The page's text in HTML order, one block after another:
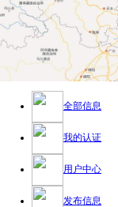
全部信息
我的认证
用户中心
发布信息